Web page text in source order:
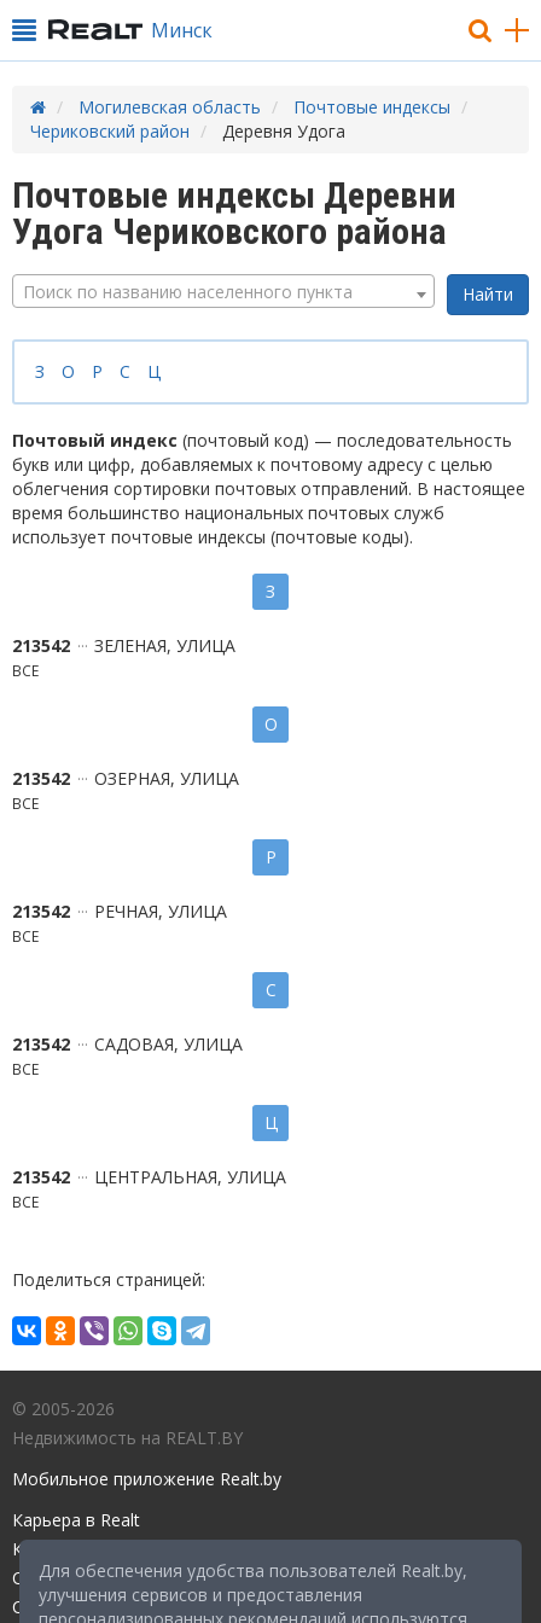
Для обеспечения удобства пользователей Realt.by,
улучшения сервисов и предоставления
Минск
Могилевская область
Почтовые индексы
Чериковский район
Деревня Удога
Почтовые индексы Деревни
Удога Чериковского района
Поиск по названию населенного пункта
З О Р С Ц
Почтовый индекс (почтовый код) — последовательность
букв или цифр, добавляемых к почтовому адресу с целью
облегчения сортировки почтовых отправлений. В настоящее
время большинство национальных почтовых служб
использует почтовые индексы (почтовые коды).
З
213542 ЗЕЛЕНАЯ, УЛИЦА
ВСЕ
О
213542 ОЗЕРНАЯ, УЛИЦА
ВСЕ
Р
213542 РЕЧНАЯ, УЛИЦА
ВСЕ
С
213542 САДОВАЯ, УЛИЦА
ВСЕ
Ц
213542 ЦЕНТРАЛЬНАЯ, УЛИЦА
ВСЕ
Поделиться страницей:
© 2005-2026
Недвижимость на REALT.BY
Мобильное приложение Realt.by
Карьера в Realt
Контакты редакции
Справочный центр
Служба поддержки